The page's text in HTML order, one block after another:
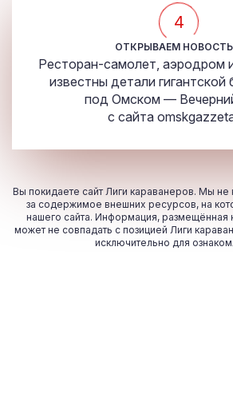
4
ОТКРЫВАЕМ
Ресторан-самолет, аэродром
известны детали
под Омском —
с сайта
Вы покидаете сайт Лиги караванеров. Мы не
за содержимое внешних ресурсов, на
нашего сайта. Информация, размещённая
может не совпадать с позицией Лиги
исключительно для